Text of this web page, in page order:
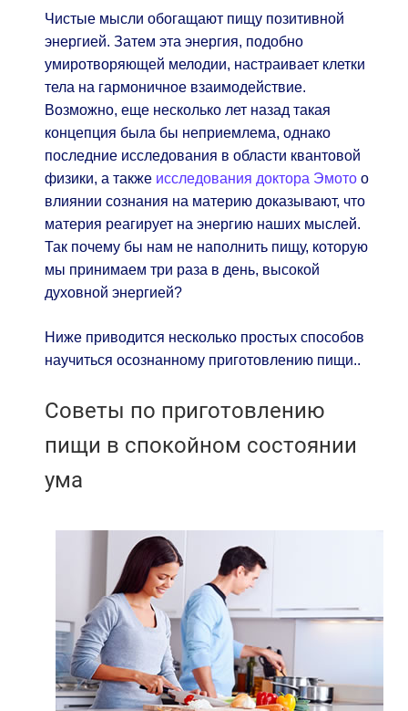
Чистые мысли обогащают пищу позитивной
энергией. Затем эта энергия, подобно
умиротворяющей мелодии, настраивает клетки
тела на гармоничное взаимодействие.
Возможно, еще несколько лет назад такая
концепция была бы неприемлема, однако
последние исследования в области квантовой
физики, а также исследования доктора Эмото о
влиянии сознания на материю доказывают, что
материя реагирует на энергию наших мыслей.
Так почему бы нам не наполнить пищу, которую
мы принимаем три раза в день, высокой
духовной энергией?
Ниже приводится несколько простых способов
научиться осознанному приготовлению пищи..
Советы по приготовлению
пищи в спокойном состоянии
ума